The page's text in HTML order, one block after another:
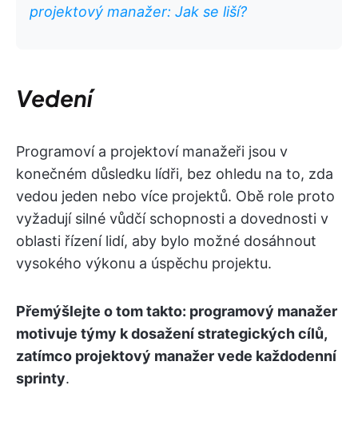
projektový manažer: Jak se liší?
Vedení
Programoví a projektoví manažeři jsou v
konečném důsledku lídři, bez ohledu na to, zda
vedou jeden nebo více projektů. Obě role proto
vyžadují silné vůdčí schopnosti a dovednosti v
oblasti řízení lidí, aby bylo možné dosáhnout
vysokého výkonu a úspěchu projektu.
Přemýšlejte o tom takto: programový manažer
motivuje týmy k dosažení strategických cílů,
zatímco projektový manažer vede každodenní
sprinty.